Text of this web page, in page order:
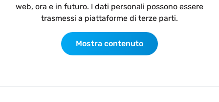
web, ora e in futuro. I dati personali possono essere
trasmessi a piattaforme di terze parti.
Mostra contenuto